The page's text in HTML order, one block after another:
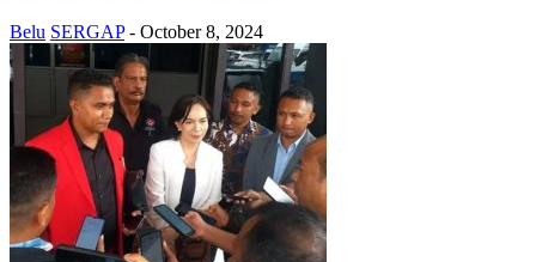
Belu SERGAP - October 8, 2024